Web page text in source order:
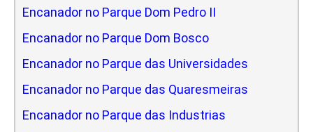
Encanador no Parque Dom Pedro II
Encanador no Parque Dom Bosco
Encanador no Parque das Universidades
Encanador no Parque das Quaresmeiras
Encanador no Parque das Industrias